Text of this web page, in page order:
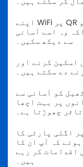
اپنے WiFi پر QR کوڈ لگا کر اپنے مہمانوں کو
وہ اسے آسانی
سے دیکھ سکیں۔
اسکین کرنے اور
دے سکتے ہیں۔
کو آسانی سے
پر بہت اچھا
تاثر چھوڑتا ہے۔
اگلی پارٹی کا
کہ آپ ان کا
اقدامات کر رہے
ہیں۔